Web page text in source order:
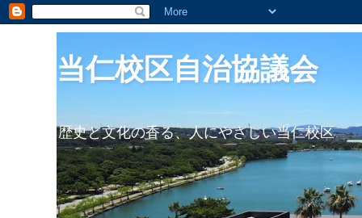
当仁校区自治協議会
歴史と文化の香る、人にやさしい当仁校区